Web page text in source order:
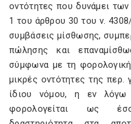
οντότητες που δυνάμει
1 του άρθρου 30 του ν.
συμβάσεις μίσθωσης,
πώλησης και
σύμφωνα με τη φορολογική
μικρές οντότητες της
ίδιου νόμου, η εν λόγω
φορολογείται ως